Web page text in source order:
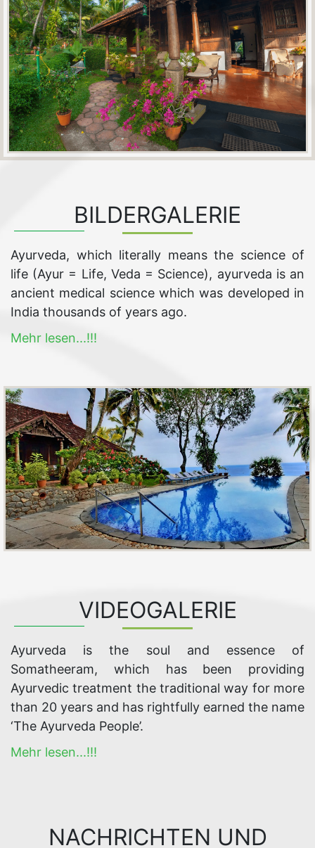
BILDERGALERIE
Ayurveda, which literally means the science of
life (Ayur = Life, Veda = Science), ayurveda is an
ancient medical science which was developed in
India thousands of years ago.
Mehr lesen...!!!
VIDEOGALERIE
Ayurveda is the soul and essence of
Somatheeram, which has been providing
Ayurvedic treatment the traditional way for more
than 20 years and has rightfully earned the name
‘The Ayurveda People’.
Mehr lesen...!!!
NACHRICHTEN UND